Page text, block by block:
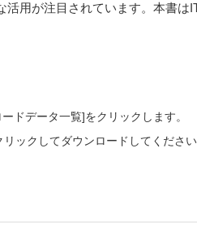
用が注目されています。本書は
ドデータ一覧]をクリックします。
ックしてダウンロードしてください